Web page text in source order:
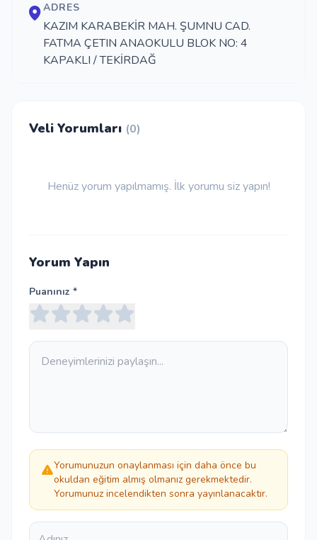
Okul Ekle
ADRES
KAZIM KARABEKİR MAH. ŞUMNU CAD.
FATMA ÇETIN ANAOKULU BLOK NO: 4
KAPAKLI / TEKİRDAĞ
Veli Yorumları (0)
Henüz yorum yapılmamış. İlk yorumu siz yapın!
Yorum Yapın
Puanınız *
Yorumunuzun onaylanması için daha önce bu
okuldan eğitim almış olmanız gerekmektedir.
Yorumunuz incelendikten sonra yayınlanacaktır.